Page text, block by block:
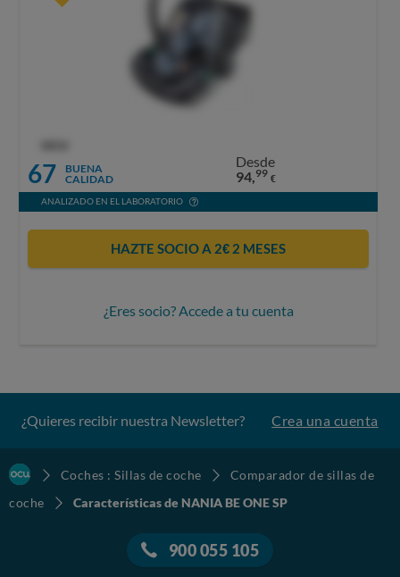
67
BUENA
CALIDAD
Desde
94,99 €
ANALIZADO EN EL LABORATORIO
HAZTE SOCIO A 2€ 2 MESES
¿Eres socio? Accede a tu cuenta
¿Quieres recibir nuestra Newsletter? Crea una cuenta
Coches : Sillas de coche
Comparador de sillas de
coche
Características de NANIA BE ONE SP
900 055 105